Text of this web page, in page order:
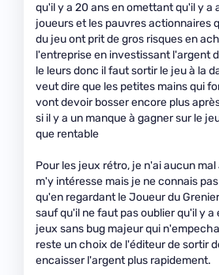
qu'il y a 20 ans en omettant qu'il y a
joueurs et les pauvres actionnaires
du jeu ont prit de gros risques en
l'entreprise en investissant l'argent
le leurs donc il faut sortir le jeu à la
veut dire que les petites mains qui
vont devoir bosser encore plus
si il y a un manque à gagner sur le
que rentable
Pour les jeux rétro, je n'ai aucun
m'y intéresse mais je ne connais
qu'en regardant le Joueur du
sauf qu'il ne faut pas oublier qu'il y a
jeux sans bug majeur qui
reste un choix de l'éditeur de sortir
encaisser l'argent plus rapidement.